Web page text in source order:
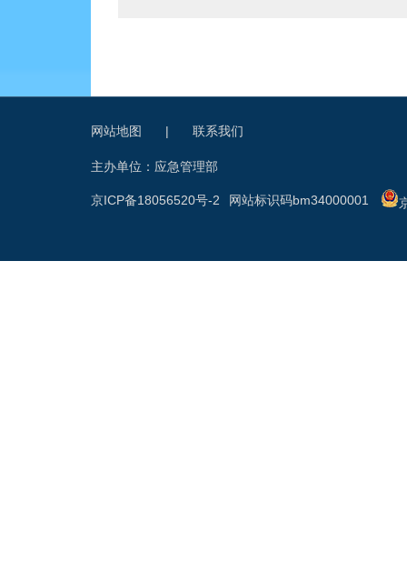
网站地图 | 联系我们
主办单位：应急管理部
网站标识码bm34000001
京ICP备18056520号-2